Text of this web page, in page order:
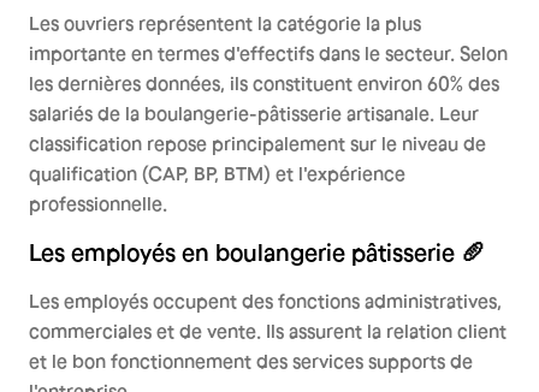
Les ouvriers représentent la catégorie la plus
importante en termes d'effectifs dans le secteur. Selon
les dernières données, ils constituent environ 60% des
salariés de la boulangerie-pâtisserie artisanale. Leur
classification repose principalement sur le niveau de
qualification (CAP, BP, BTM) et l'expérience
professionnelle.
Les employés en boulangerie pâtisserie 🥖
Les employés occupent des fonctions administratives,
commerciales et de vente. Ils assurent la relation client
et le bon fonctionnement des services supports de